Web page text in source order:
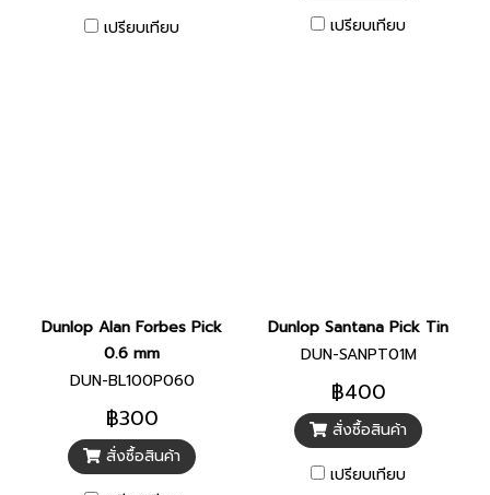
เปรียบเทียบ
เปรียบเทียบ
Dunlop Alan Forbes Pick
0.6 mm
DUN-BL100P060
฿300
สั่งซื้อสินค้า
Dunlop Santana Pick Tin
DUN-SANPT01M
฿400
สั่งซื้อสินค้า
เปรียบเทียบ